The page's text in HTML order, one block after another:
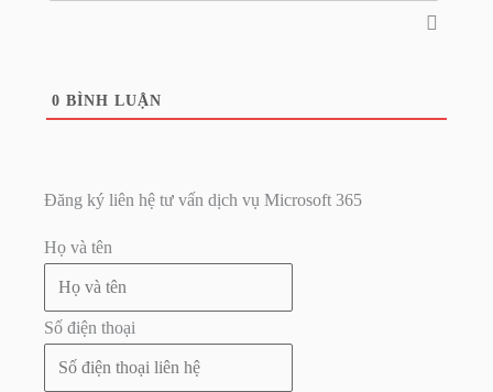
0 BÌNH LUẬN
Đăng ký liên hệ tư vấn dịch vụ Microsoft 365
Họ và tên
Số điện thoại